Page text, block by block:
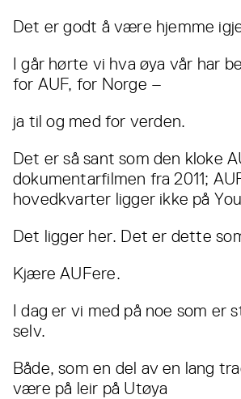
Det er godt å være hjemme
I går hørte vi hva øya vår har
for AUF, for Norge –
ja til og med for verden.
Det er så sant som den kloke
dokumentarfilmen fra 2011;
hovedkvarter ligger ikke på
Det ligger her. Det er dette
Kjære AUFere.
I dag er vi med på noe som er
selv.
Både, som en del av en lang
være på leir på Utøya